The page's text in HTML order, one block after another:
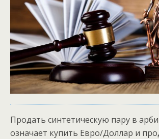
Продать синтетическую пару в
означает купить Евро/Доллар и